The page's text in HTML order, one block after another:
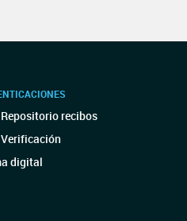
Repositorio recibos
Verificación
digital